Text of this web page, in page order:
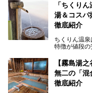
「ちくり
湯＆コスパ
徹底紹介
ちくりん温
特徴が値段の
4,000円～
さらに、源
点にも注目す
験上、穴場
【霧島湯
無二の「混
徹底紹介